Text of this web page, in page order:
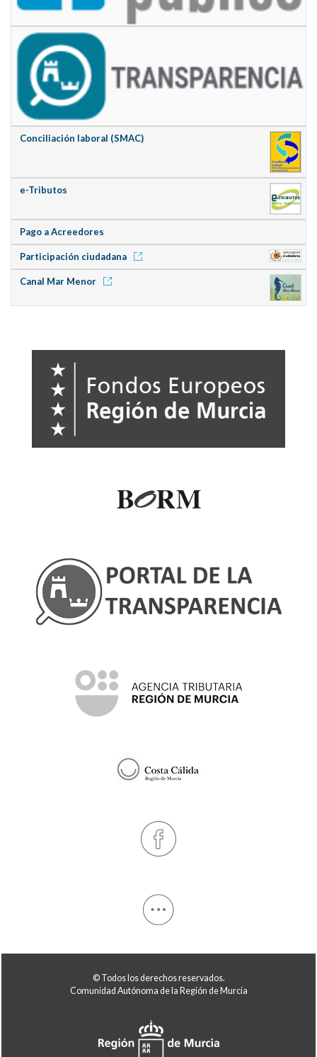
Conciliación laboral (SMAC)
e-Tributos
Pago a Acreedores
Participación ciudadana
Canal Mar Menor
© Todos los derechos reservados.
Comunidad Autónoma de la Región de Murcia